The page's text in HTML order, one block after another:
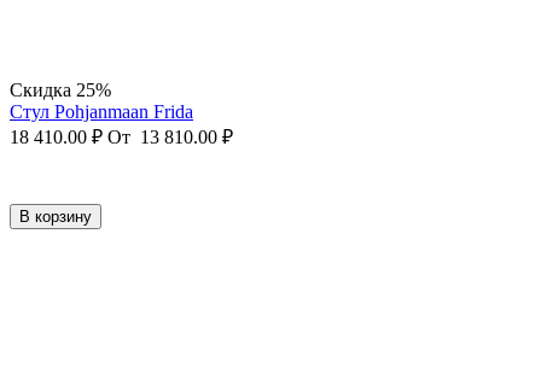
Скидка 25%
Стул Pohjanmaan Frida
18 410.00 ₽ От 13 810.00 ₽
В корзину